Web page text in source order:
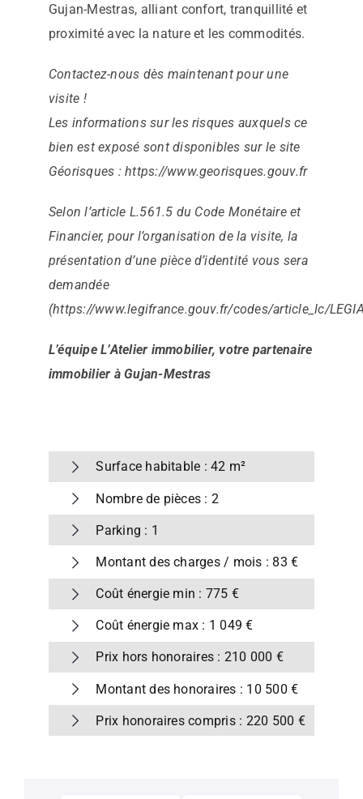
Gujan-Mestras, alliant confort, tranquillité et
proximité avec la nature et les commodités.
Contactez-nous dès maintenant pour une
visite !
Les informations sur les risques auxquels ce
bien est exposé sont disponibles sur le site
Géorisques : https://www.georisques.gouv.fr
Selon l’article L.561.5 du Code Monétaire et
Financier, pour l’organisation de la visite, la
présentation d’une pièce d’identité vous sera
demandée
(https://www.legifrance.gouv.fr/codes/article_lc/
L’équipe L’Atelier immobilier, votre partenaire
immobilier à Gujan-Mestras
Surface habitable : 42 m²
Nombre de pièces : 2
Parking : 1
Montant des charges / mois : 83 €
Coût énergie min : 775 €
Coût énergie max : 1 049 €
Prix hors honoraires : 210 000 €
Montant des honoraires : 10 500 €
Prix honoraires compris : 220 500 €